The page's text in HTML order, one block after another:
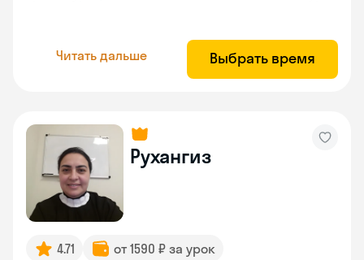
Читать дальше Выбрать время
Рухангиз
4.71
от 1590 ₽ за урок